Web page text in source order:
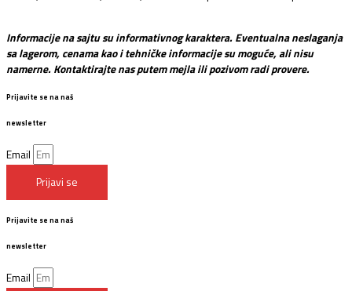
Informacije na sajtu su informativnog karaktera. Eventualna neslaganja
sa lagerom, cenama kao i tehničke informacije su moguće, ali nisu
namerne. Kontaktirajte nas putem mejla ili pozivom radi provere.
Prijavite se na naš
newsletter
Email
Prijavi se
Prijavite se na naš
newsletter
Email